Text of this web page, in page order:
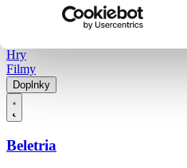
Hry
Filmy
Doplnky
Beletria